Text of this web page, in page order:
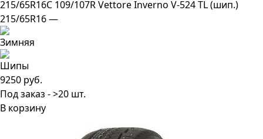
215/65R16C 109/107R Vettore Inverno V-524 TL (шип.)
215/65R16 —
9250 руб.
Под заказ - >20 шт.
В корзину